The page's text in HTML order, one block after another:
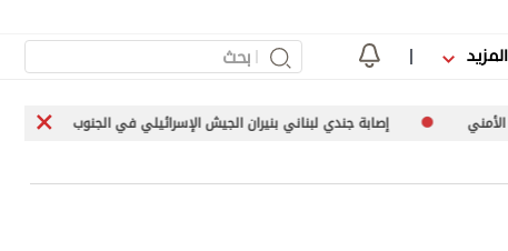
المزيد
إصابة جندي لبناني بنيران الجيش الإسرائيلي في الجنوب تبادل هجمات